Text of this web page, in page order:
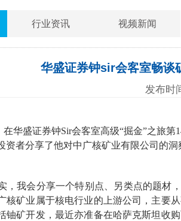
行业资讯 视频新闻
华盛证券钟sir会客室畅
发布时
在华盛证券钟Sir会客室高级“掘金”之旅第
资者分享了他对中广核矿业有限公司的洞
，我会分享一个特别点、另类点的题材
核矿业属于核电行业的上游公司，主要
铀矿开发，最近亦准备在哈萨克斯坦收